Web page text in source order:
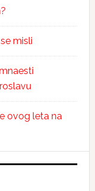
misli
ovog leta na